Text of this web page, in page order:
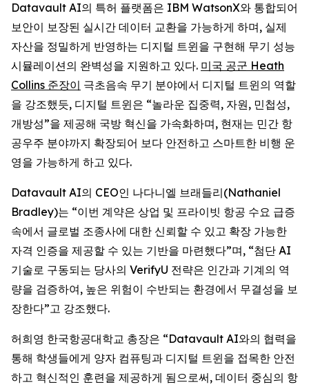
Datavault AI의 특허 플랫폼은 IBM WatsonX와 통합되어
보안이 보장된 실시간 데이터 교환을 가능하게 하며, 실제
자산을 정밀하게 반영하는 디지털 트윈을 구현해 무기 성능
시뮬레이션의 완벽성을 지원하고 있다. 미국 공군 Heath
Collins 준장이 극초음속 무기 분야에서 디지털 트윈의 역할
을 강조했듯, 디지털 트윈은 “놀라운 집중력, 자원, 민첩성,
개방성”을 제공해 국방 혁신을 가속화하며, 현재는 민간 항
공우주 분야까지 확장되어 보다 안전하고 스마트한 비행 운
영을 가능하게 하고 있다.
Datavault AI의 CEO인 나다니엘 브래들리(Nathaniel
Bradley)는 “이번 계약은 상업 및 프라이빗 항공 수요 급증
속에서 글로벌 조종사에 대한 신뢰할 수 있고 확장 가능한
자격 인증을 제공할 수 있는 기반을 마련했다”며, “첨단 AI
기술로 구동되는 당사의 VerifyU 전략은 인간과 기계의 역
량을 검증하여, 높은 위험이 수반되는 환경에서 무결성을 보
장한다”고 강조했다.
허희영 한국항공대학교 총장은 “Datavault AI와의 협력을
통해 학생들에게 양자 컴퓨팅과 디지털 트윈을 접목한 안전
하고 혁신적인 훈련을 제공하게 됨으로써, 데이터 중심의 항